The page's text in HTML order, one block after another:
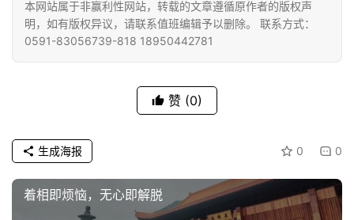
专
题
善
佛
本网站属于非赢利性网站，转载的文章遵循原作者的版权声
明，如有版权异议，请联系值班编辑予以删除。 联系方式：
0591-83056739-818 18950442781
赞 (0)
0 0
生成海报
着相即烦恼，无心即解脱